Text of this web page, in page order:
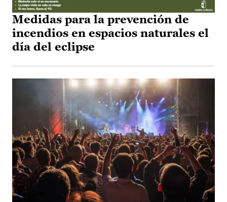
Medidas para la prevención de
incendios en espacios naturales el
día del eclipse